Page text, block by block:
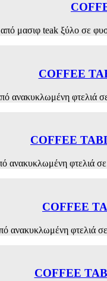
από μασιφ teak ξύλο σε
COFFEE
ανακυκλωμένη
COFFEE
ανακυκλωμένη
COFFEE
ανακυκλωμένη
COFFEE